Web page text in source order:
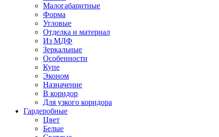
Малогабаритные
Форма
Угловые
Отделка и материал
Из МДФ
Зеркальные
Особенности
Купе
Эконом
Назначение
В коридор
Для узкого коридора
Гардеробные
Цвет
Белые